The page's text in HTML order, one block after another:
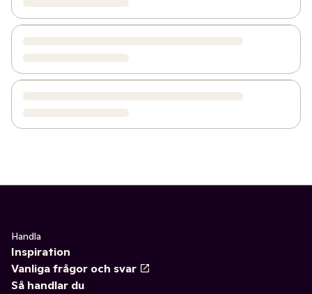
Handla
Inspiration
Vanliga frågor och svar
Så handlar du